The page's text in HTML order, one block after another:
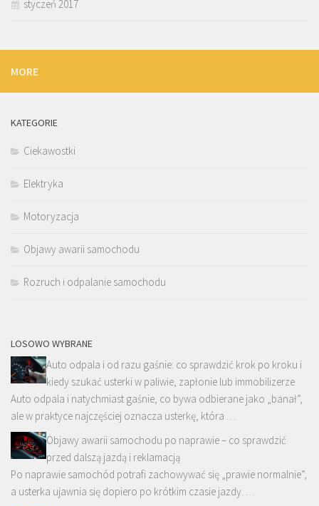
styczeń 2017
MORE
KATEGORIE
Ciekawostki
Elektryka
Motoryzacja
Objawy awarii samochodu
Rozruch i odpalanie samochodu
LOSOWO WYBRANE
Auto odpala i od razu gaśnie: co sprawdzić krok po kroku i
kiedy szukać usterki w paliwie, zapłonie lub immobilizerze
Auto odpala i natychmiast gaśnie, co bywa odbierane jako „banał”,
ale w praktyce najczęściej oznacza usterkę, która …
Objawy awarii samochodu po naprawie – co sprawdzić
przed dalszą jazdą i reklamacją
Po naprawie samochód potrafi zachowywać się „prawie normalnie”,
a usterka ujawnia się dopiero po krótkim czasie jazdy. …